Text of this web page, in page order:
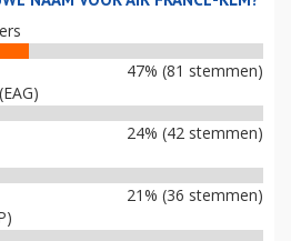
47% (81 stemmen)
24% (42 stemmen)
21% (36 stemmen)